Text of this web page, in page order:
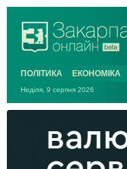
ПОЛІТИКА ЕКОНОМІКА
Неділя, 9 серпня 2026